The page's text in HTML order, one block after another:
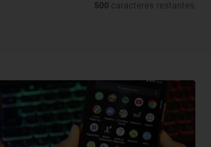
500caracteres restantes.